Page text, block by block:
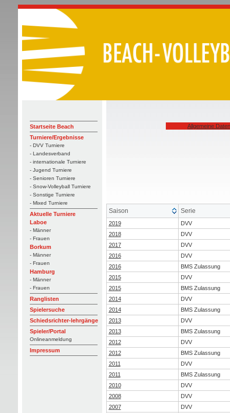
Startseite Beach
Turniere/Ergebnisse
- DVV Turniere
- Landesverband
- internationale Turniere
- Jugend Turniere
- Senioren Turniere
- Snow-Volleyball Turniere
- Sonstige Turniere
- Mixed Turniere
Aktuelle Turniere
Laboe
- Männer
- Frauen
Borkum
- Männer
- Frauen
Hamburg
- Männer
- Frauen
Ranglisten
Spielersuche
Schiedsrichter-lehrgänge
Spieler/Portal
Onlineanmeldung
Impressum
Allgemeine
Saison Serie
2019
DVV
2018
DVV
2017
DVV
2016
DVV
2016
BMS Zulassung
2015
DVV
2015
BMS Zulassung
2014
DVV
2014
BMS Zulassung
2013
DVV
2013
BMS Zulassung
2012
DVV
2012
BMS Zulassung
2011
DVV
2011
BMS Zulassung
2010
DVV
2008
DVV
2007
DVV